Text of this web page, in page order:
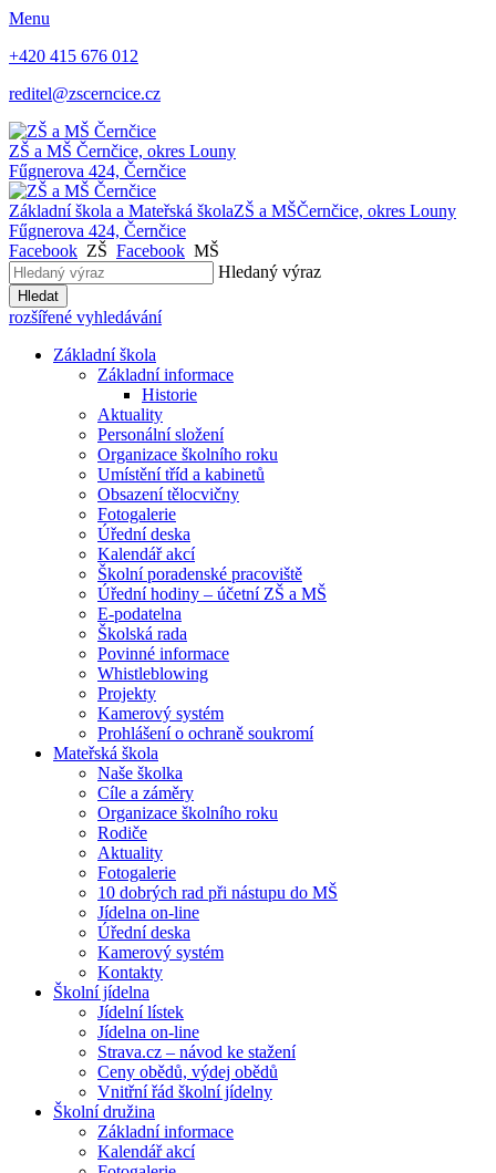
Menu
+420 415 676 012
reditel@zscerncice.cz
ZŠ a MŠ Černčice, okres Louny
Fűgnerova 424, Černčice
Základní škola a Mateřská školaZŠ a MŠČernčice, okres Louny
Fűgnerova 424, Černčice
Facebook ZŠ Facebook MŠ
Hledaný výraz
Hledat
rozšířené vyhledávání
Základní škola
Základní informace
Historie
Aktuality
Personální složení
Organizace školního roku
Umístění tříd a kabinetů
Obsazení tělocvičny
Fotogalerie
Úřední deska
Kalendář akcí
Školní poradenské pracoviště
Úřední hodiny – účetní ZŠ a MŠ
E-podatelna
Školská rada
Povinné informace
Whistleblowing
Projekty
Kamerový systém
Prohlášení o ochraně soukromí
Mateřská škola
Naše školka
Cíle a záměry
Organizace školního roku
Rodiče
Aktuality
Fotogalerie
10 dobrých rad při nástupu do MŠ
Jídelna on-line
Úřední deska
Kamerový systém
Kontakty
Školní jídelna
Jídelní lístek
Jídelna on-line
Strava.cz – návod ke stažení
Ceny obědů, výdej obědů
Vnitřní řád školní jídelny
Školní družina
Základní informace
Kalendář akcí